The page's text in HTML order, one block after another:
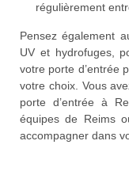
régulièrement
Pensez également
UV et hydrofuges,
votre porte d’entrée
votre choix. Vous
porte d’entrée à
équipes de Reims
accompagner dans